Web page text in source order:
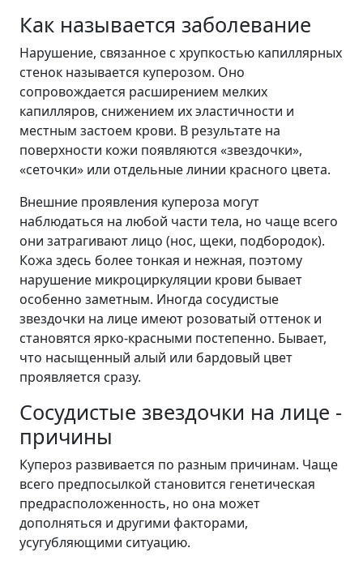
Как называется заболевание
Нарушение, связанное с хрупкостью капиллярных
стенок называется куперозом. Оно
сопровождается расширением мелких
капилляров, снижением их эластичности и
местным застоем крови. В результате на
поверхности кожи появляются «звездочки»,
«сеточки» или отдельные линии красного цвета.
Внешние проявления купероза могут
наблюдаться на любой части тела, но чаще всего
они затрагивают лицо (нос, щеки, подбородок).
Кожа здесь более тонкая и нежная, поэтому
нарушение микроциркуляции крови бывает
особенно заметным. Иногда сосудистые
звездочки на лице имеют розоватый оттенок и
становятся ярко-красными постепенно. Бывает,
что насыщенный алый или бардовый цвет
проявляется сразу.
Сосудистые звездочки на лице -
причины
Купероз развивается по разным причинам. Чаще
всего предпосылкой становится генетическая
предрасположенность, но она может
дополняться и другими факторами,
усугубляющими ситуацию.